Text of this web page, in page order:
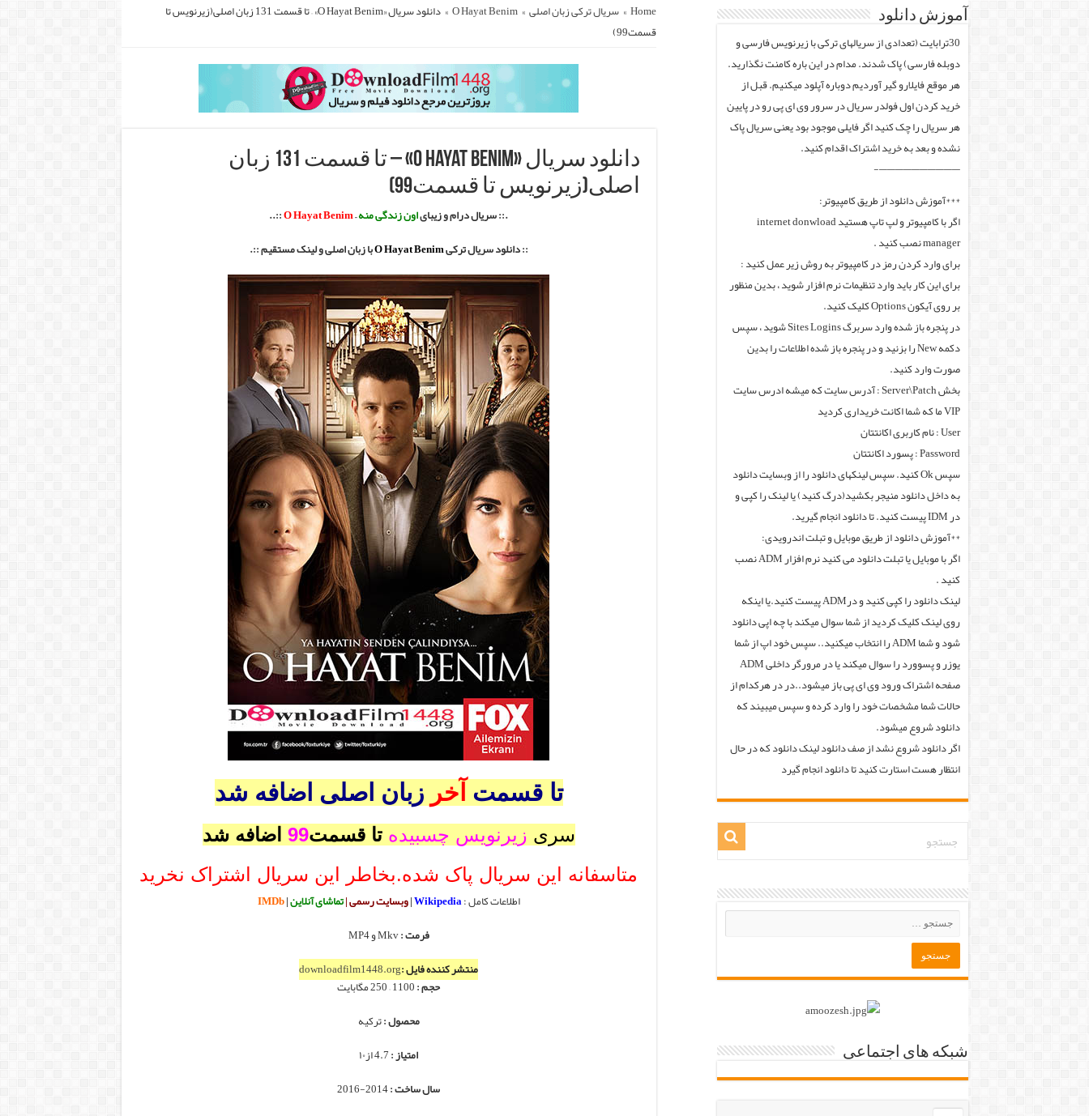
Home
» سریال ترکی زبان اصلی »
O Hayat Benim
»
دانلود سریال «O Hayat Benim» – تا قسمت 131 زبان اصلی(زیرنویس تا
قسمت99)
دانلود سریال «O Hayat Benim» – تا قسمت 131 زبان
اصلی(زیرنویس تا قسمت99)
.:: سریال درام و زیبایاون زندگی منه–
O Hayat Benim
::.
.
:: دانلود سریال ترکیO Hayat Benimبازبان اصلی و لینک مستقیم ::.
تا قسمت آخرزبان اصلی اضافه شد
سری زیرنویس چسبیدهتا قسمت99 اضافه شد
متاسفانه این سریال پاک شده.بخاطر این سریال اشتراک نخرید
اطلاعات کامل :Wikipedia
|وبسایت رسمی|تماشای آنلاین|
IMDb
فرمت :Mkv و MP4
منتشر کننده فایل :downloadfilm1448.org
حجم :
محصول :ترکیه
امتیاز :
سال ساخت :
آموزش دانلود
30ترابایت (تعدادی از سریالهای ترکی با زیرنویس فارسی و
دوبله فارسی) پاک شدند. مدام در این باره کامنت نگذارید.
هر موقع فایلارو گیر آوردیم دوباره آپلود میکنیم. قبل از
خرید کردن اول فولدر سریال در سرور وی ای پی رو در پایین
هر سریال را چک کنید اگر فایلی موجود بود یعنی سریال پاک
نشده و بعد به خرید اشتراک اقدام کنید.
——————————-
***آموزش دانلود از طریق کامپیوتر:
اگر با کامپیوتر و لپ تاپ هستید internet donwload
manager نصب کنید .
برای وارد کردن رمز در کامپیوتر به روش زیر عمل کنید :
برای این کار باید وارد تنظیمات نرم افزار شوید ، بدین منظور
بر روی آیکون Options کلیک کنید.
در پنجره باز شده وارد سربرگ Sites Logins شوید ، سپس
دکمه New را بزنید و در پنجره باز شده اطلاعات را بدین
صورت وارد کنید.
بخش Server\Patch : آدرس سایت که میشه ادرس سایت
VIP ما که شما اکانت خریداری کردید
User : نام کاربری اکانتتان
Password : پسورد اکانتتان
سپس Ok کنید. سپس لینکهای دانلود را از وبسایت دانلود
به داخل دانلود منیجر بکشید(درگ کنید) یا لینک را کپی و
در IDM پیست کنید. تا دانلود انجام گیرید.
**آموزش دانلود از طریق موبایل و تبلت اندرویدی:
اگر با موبایل یا تبلت دانلود می کنید نرم افزار ADM نصب
کنید .
لینک دانلود را کپی کنید و درADM پیست کنید.یا اینکه
روی لینک کلیک کردید از شما سوال میکند با چه اپی دانلود
شود و شما ADM را انتخاب میکنید.. سپس خود اپ از شما
یوزر و پسوورد را سوال میکند یا در مرورگر داخلی ADM
صفحه اشتراک ورود وی ای پی باز میشود..در در هرکدام از
حالات شما مشخصات خود را وارد کرده و سپس میبیند که
دانلود شروع میشود.
اگر دانلود شروع نشد از صف دانلود لینک دانلود که در حال
انتظار هست استارت کنید تا دانلود انجام گیرد
شبکه های اجتماعی